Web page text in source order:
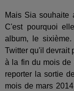
Mais Sia souhaite
C'est pourquoi
album, le
Twitter qu'il devrait
à la fin du mois de
reporter la sortie
mois de mars